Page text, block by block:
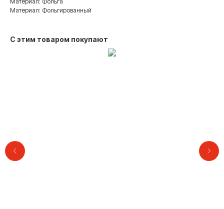
Материал: Фольгированный
С этим товаром покупают